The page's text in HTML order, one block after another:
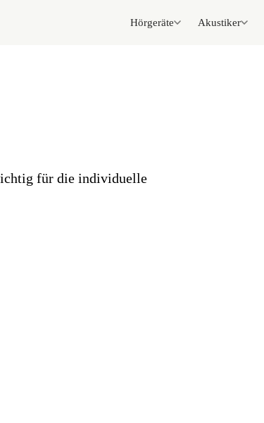
Hörgeräte Akustiker
für die individuelle